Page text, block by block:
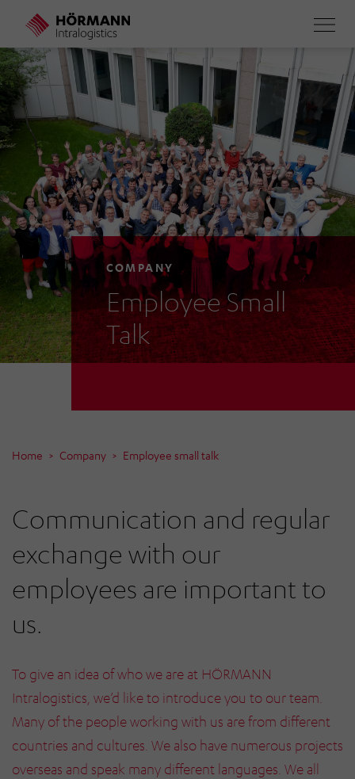
main
content
COMPANY
Employee Small
Talk
Home Company Employee small talk
Communication and regular
exchange with our
employees are important to
us.
To give an idea of who we are at HÖRMANN
Intralogistics, we’d like to introduce you to our team.
Many of the people working with us are from different
countries and cultures. We also have numerous projects
overseas and speak many different languages. We all